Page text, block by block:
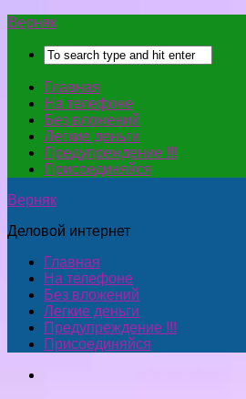
Верняк
Главная
На телефоне
Без вложений
Легкие деньги
Предупреждение !!!
Присоединяйся
Верняк
Деловой интернет
Главная
На телефоне
Без вложений
Легкие деньги
Предупреждение !!!
Присоединяйся